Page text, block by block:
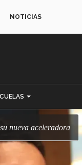
NOTICIAS
nueva aceleradora